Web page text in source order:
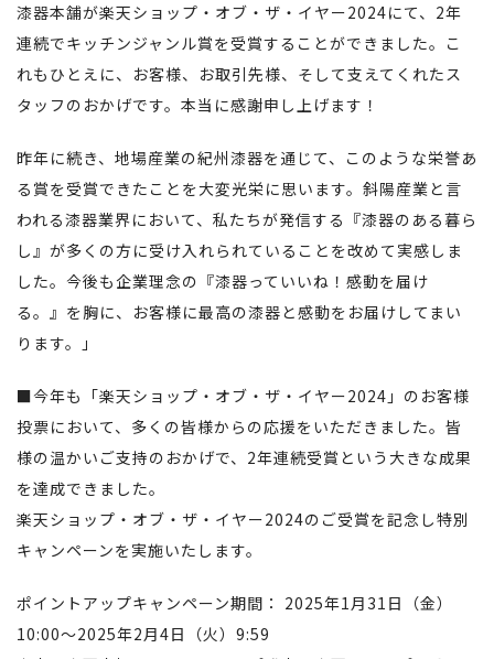
漆器本舗が楽天ショップ・オブ・ザ・イヤー2024にて、2年
連続でキッチンジャンル賞を受賞することができました。こ
れもひとえに、お客様、お取引先様、そして支えてくれたス
タッフのおかげです。本当に感謝申し上げます！
昨年に続き、地場産業の紀州漆器を通じて、このような栄誉あ
る賞を受賞できたことを大変光栄に思います。斜陽産業と言
われる漆器業界において、私たちが発信する『漆器のある暮ら
し』が多くの方に受け入れられていることを改めて実感しま
した。今後も企業理念の『漆器っていいね！感動を届け
る。』を胸に、お客様に最高の漆器と感動をお届けしてまい
ります。」
■今年も「楽天ショップ・オブ・ザ・イヤー2024」のお客様
投票において、多くの皆様からの応援をいただきました。皆
様の温かいご支持のおかげで、2年連続受賞という大きな成果
を達成できました。
楽天ショップ ・ オブ ・ ザ ・ イヤー2024のご受賞を記念し特別
キャンペーンを実施いたします。
ポイントアップキャンペーン期間： 2025年1月 31 日（金）
10:00～2025年2月4日（火） 9:59